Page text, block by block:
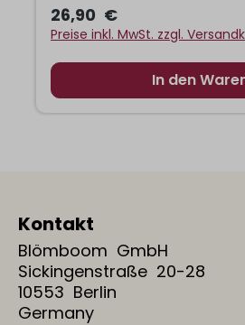
Großzügigkeit im
Variante unseres beliebten
Kakaogeschmacks.
26,90 €
Preise inkl. MwSt. zzgl.
In den
Kontakt
Blömboom GmbH
Sickingenstraße 20-28
10553 Berlin
Germany